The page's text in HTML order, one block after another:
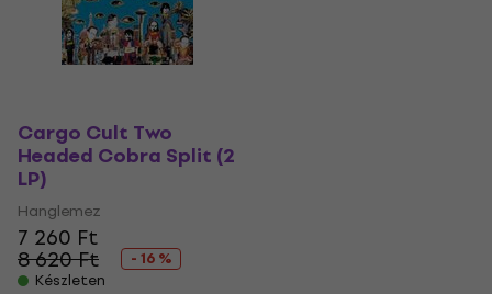
Cargo Cult Two
Headed Cobra Split (2
LP)
Hanglemez
7 260 Ft
8 620 Ft
- 16 %
Készleten